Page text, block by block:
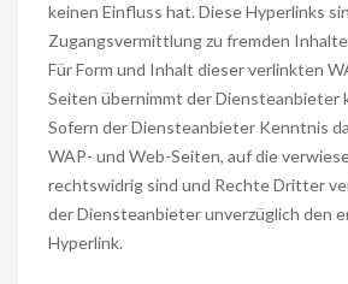
keinen Einfluss hat. Diese Hyperlinks
Zugangsvermittlung zu fremden
Für Form und Inhalt dieser verlinkten
Seiten übernimmt der Diensteanbieter
Sofern der Diensteanbieter Kenntnis
WAP- und Web-Seiten, auf die
rechtswidrig sind und Rechte Dritter
der Diensteanbieter unverzüglich den
Hyperlink.